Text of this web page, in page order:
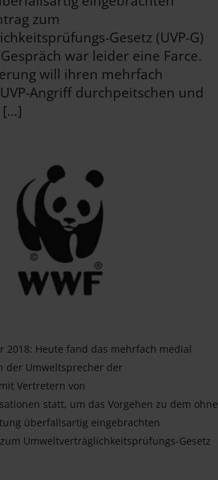
zum
Gesetz (UVP-G)
war leider eine Farce.
will ihren mehrfach
Angriff durchpeitschen und
[…]
2018: Heute fand das mehrfach medial
der Umweltsprecher der
Vertretern von
statt, um das Vorgehen zu dem ohne
überfallsartig eingebrachten
Umweltverträglichkeitsprüfungs-Gesetz